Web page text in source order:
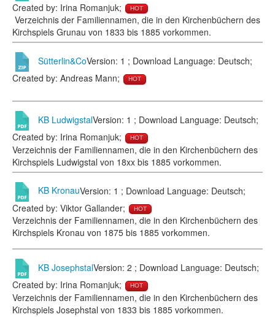
Created by: Irina Romanjuk;
HOT
Verzeichnis der Familiennamen, die in den Kirchenbüchern des
Kirchspiels Grunau von 1833 bis 1885 vorkommen.
Sütterlin&CoVersion: 1 ; Download Language: Deutsch;
Created by: Andreas Mann;
HOT
KB LudwigstalVersion: 1 ; Download Language: Deutsch;
Created by: Irina Romanjuk;
HOT
Verzeichnis der Familiennamen, die in den Kirchenbüchern des
Kirchspiels Ludwigstal von 18xx bis 1885 vorkommen.
KB KronauVersion: 1 ; Download Language: Deutsch;
Created by: Viktor Gallander;
HOT
Verzeichnis der Familiennamen, die in den Kirchenbüchern des
Kirchspiels Kronau von 1875 bis 1885 vorkommen.
KB JosephstalVersion: 2 ; Download Language: Deutsch;
Created by: Irina Romanjuk;
HOT
Verzeichnis der Familiennamen, die in den Kirchenbüchern des
Kirchspiels Josephstal von 1833 bis 1885 vorkommen.